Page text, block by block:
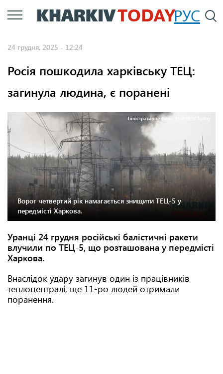
Перейти
до
РУС
24 грудня, 2025 - 12:24
Росія пошкодила харківську ТЕЦ:
загинула людина, є поранені
Ілюстративне фото: KHARKIV Today
Ворог четвертий рік намагається знищити ТЕЦ-5 у
передмісті Харкова.
Уранці 24 грудня російські балістичні ракети
влучили по ТЕЦ-5, що розташована у передмісті
Харкова.
Внаслідок удару загинув один із працівників
теплоцентралі, ще 11-ро людей отримали
поранення.